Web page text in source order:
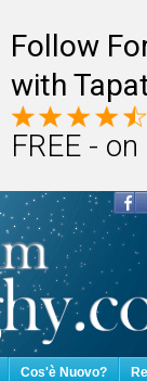
Follow
with
FREE -
Cos'è Nuovo?